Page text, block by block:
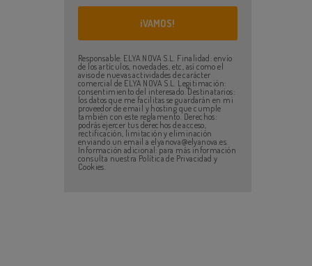
Responsable: ELYA NOVA S.L. Finalidad: envío
de los artículos, novedades, etc, así como el
aviso de nuevas actividades de carácter
comercial de ELYA NOVA S.L. Legitimación:
consentimiento del interesado. Destinatarios:
los datos que me facilitas se guardarán en mi
proveedor de email y hosting que cumple
también con este reglamento. Derechos:
podrás ejercer tus derechos de acceso,
rectificación, limitación y eliminación
enviando un email a elyanova@elyanova.es.
Información adicional: para más información
consulta nuestra Política de Privacidad y
Cookies.